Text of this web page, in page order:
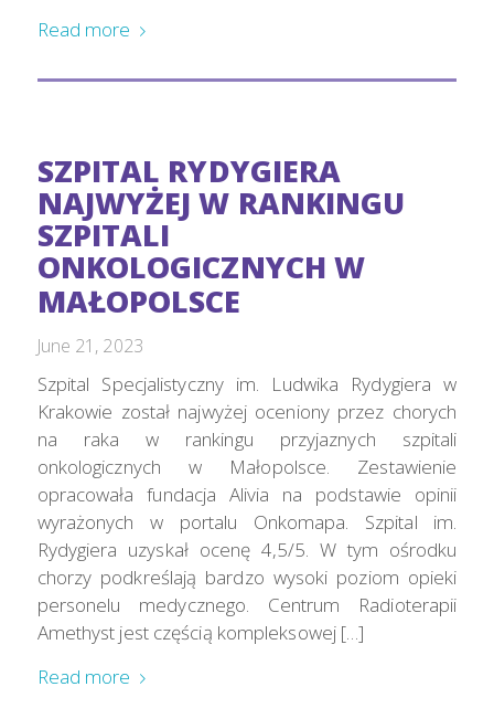
Read more
SZPITAL RYDYGIERA
NAJWYŻEJ W RANKINGU
SZPITALI
ONKOLOGICZNYCH W
MAŁOPOLSCE
June 21, 2023
Szpital Specjalistyczny im. Ludwika Rydygiera w
Krakowie został najwyżej oceniony przez chorych
na raka w rankingu przyjaznych szpitali
onkologicznych w Małopolsce. Zestawienie
opracowała fundacja Alivia na podstawie opinii
wyrażonych w portalu Onkomapa. Szpital im.
Rydygiera uzyskał ocenę 4,5/5. W tym ośrodku
chorzy podkreślają bardzo wysoki poziom opieki
personelu medycznego. Centrum Radioterapii
Amethyst jest częścią kompleksowej […]
Read more